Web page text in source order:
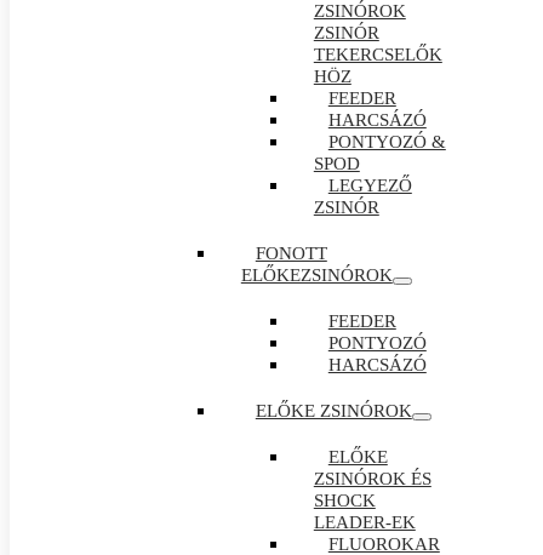
ZSINÓROK
ZSINÓR
TEKERCSELŐK
HÖZ
FEEDER
HARCSÁZÓ
PONTYOZÓ &
SPOD
LEGYEZŐ
ZSINÓR
FONOTT
ELŐKEZSINÓROK
FEEDER
PONTYOZÓ
HARCSÁZÓ
ELŐKE ZSINÓROK
ELŐKE
ZSINÓROK ÉS
SHOCK
LEADER-EK
FLUOROKAR